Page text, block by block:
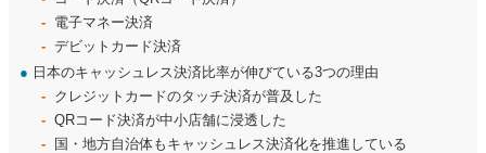
電子マネー決済
デビットカード決済
● 日本のキャッシュレス決済比率が伸びている3つの理由
クレジットカードのタッチ決済が普及した
QRコード決済が中小店舗に浸透した
国・地方自治体もキャッシュレス決済化を推進している